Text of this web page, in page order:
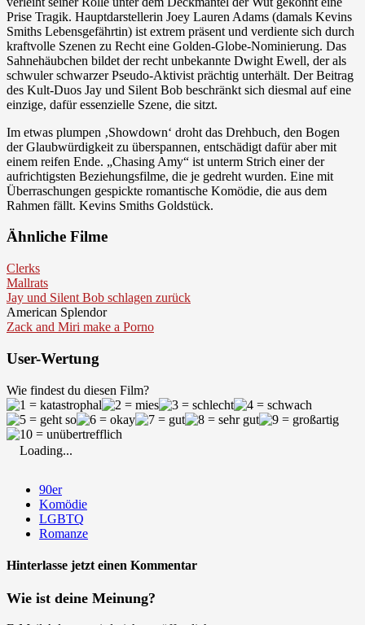
Prise Tragik. Hauptdarstellerin Joey Lauren Adams (damals Kevins
Smiths Lebensgefährtin) ist extrem präsent und verdiente sich durch
kraftvolle Szenen zu Recht eine Golden-Globe-Nominierung. Das
Sahnehäubchen bildet der recht unbekannte Dwight Ewell, der als
schwuler schwarzer Pseudo-Aktivist prächtig unterhält. Der Beitrag
des Kult-Duos Jay und Silent Bob beschränkt sich diesmal auf eine
einzige, dafür essenzielle Szene, die sitzt.
Im etwas plumpen ‚Showdown‘ droht das Drehbuch, den Bogen
der Glaubwürdigkeit zu überspannen, entschädigt dafür aber mit
einem reifen Ende. „Chasing Amy“ ist unterm Strich einer der
aufrichtigsten Beziehungsfilme, die je gedreht wurden. Eine mit
Überraschungen gespickte romantische Komödie, die aus dem
Rahmen fällt. Kevins Smiths Goldstück.
Ähnliche Filme
Clerks
Mallrats
Jay und Silent Bob schlagen zurück
American Splendor
Zack and Miri make a Porno
User-Wertung
Wie findest du diesen Film?
Loading...
90er
Komödie
LGBTQ
Romanze
Hinterlasse jetzt einen Kommentar
Wie ist deine Meinung?